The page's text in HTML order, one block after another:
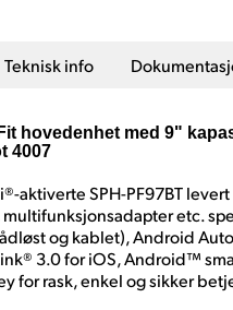
Teknisk info
hovedenhet med 9"
4007
aktiverte SPH-PF97BT
etc.
og kablet), Android
3.0 for iOS, Android™
for rask, enkel og sikker